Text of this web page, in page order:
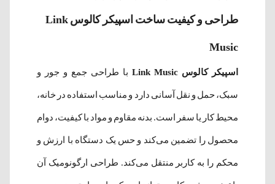
طراحی و کیفیت ساخت اسپیکر کالوس Link
Music
اسپیکر کالوس Link Music با طراحی جمع و جور و
سبک، حمل و نقل آسانی دارد و مناسب استفاده در خانه،
محیط کار یا سفر است. بدنه مقاوم و مواد با کیفیت، دوام
محصول را تضمین می‌کند و حس یک دستگاه با ارزش و
محکم را به کاربر منتقل می‌کند. طراحی ارگونومیک آن